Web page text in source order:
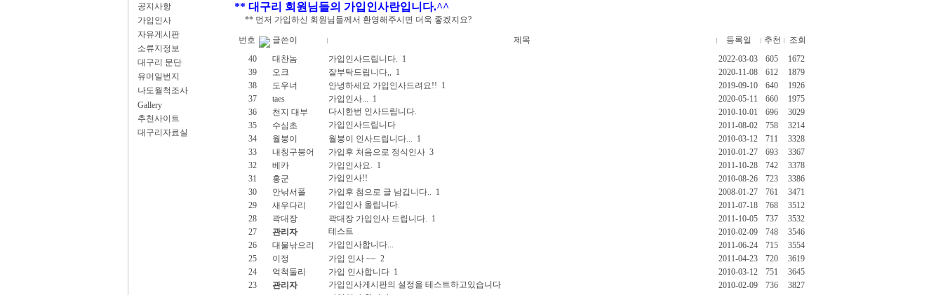
공지사항
가입인사
자유게시판
소류지정보
대구리 문단
유머일번지
나도월척조사
Gallery
추천사이트
대구리자료실
** 대구리 회원님들의 가입인사란입니다.^^
** 먼저 가입하신 회원님들께서 환영해주시면 더욱 좋겠지요?
번호 글쓴이 제목 등록일 추천
조회
40
대찬놈 가입인사드립니다. 1 2022-03-03 605
1672
39
오크 잘부탁드립니다,, 1 2020-11-08 612
1879
38
도우너 안녕하세요 가입인사드려요!! 1 2019-09-10 640
1926
37
taes 가입인사... 1 2020-05-11 660
1975
36
천지 대부 다시한번 인사드림니다. 2010-10-01 696
3029
35
수심초 가입인사드립니다 2011-08-02 758
3214
34
월붕이 월붕이 인사드립니다... 1 2010-03-12 711
3328
33
내칭구붕어 가입후 처음으로 정식인사 3 2010-01-27 693
3367
32
베카 가입인사요. 1 2011-10-28 742
3378
31
홍군 가입인사!! 2010-08-26 723
3386
30
안낚서폴 가입후 첨으로 글 남깁니다.. 1 2008-01-27 761
3471
29
새우다리 가입인사 올립니다. 2011-07-18 768
3512
28
곽대장 곽대장 가입인사 드립니다. 1 2011-10-05 737
3532
27
관리자 테스트 2010-02-09 748
3546
26
대물낚으리 가입인사합니다... 2011-06-24 715
3554
25
이정 가입 인사 ~~ 2 2011-04-23 720
3619
24
억척둘리 가입 인사합니다 1 2010-03-12 751
3645
23
관리자 가입인사게시판의 설정을 테스트하고있습니다 2010-02-09 736
3827